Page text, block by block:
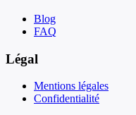
Blog
FAQ
Légal
Mentions légales
Confidentialité